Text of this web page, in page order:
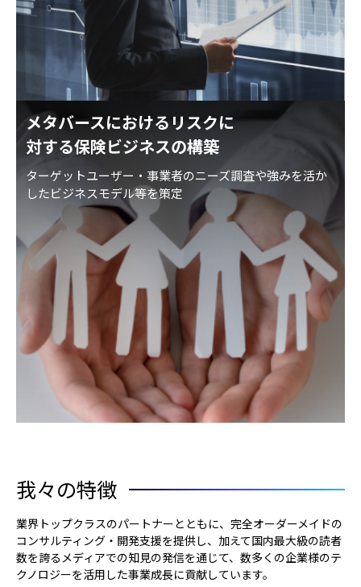
メタバースにおけるリスクに
対する保険ビジネスの構築
ターゲットユーザー・事業者のニーズ調査や強みを活か
したビジネスモデル等を策定
我々の特徴
業界トップクラスのパートナーとともに、完全オーダーメイドの
コンサルティング・開発支援を提供し、加えて国内最大級の読者
数を誇るメディアでの知見の発信を通じて、数多くの企業様のテ
クノロジーを活用した事業成長に貢献しています。